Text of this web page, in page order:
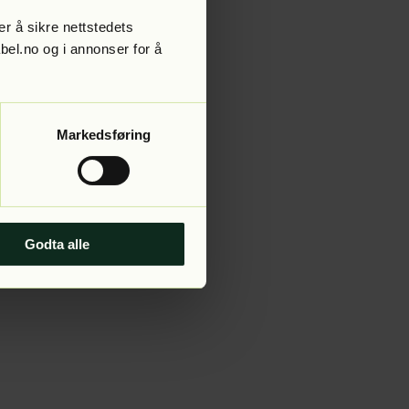
å sikre nettstedets
og i annonser for å
Markedsføring
Godta alle